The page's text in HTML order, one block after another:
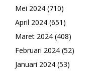
Mei 2024 (710)
April 2024 (651)
Maret 2024 (408)
Februari 2024 (52)
Januari 2024 (53)